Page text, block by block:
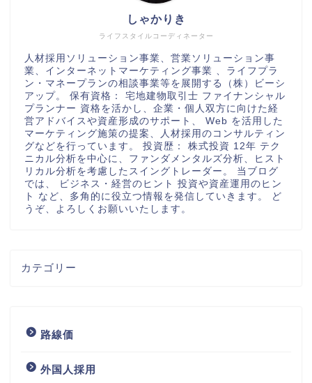
ライフスタイルコーディネーター
しゃかりき
人材採用ソリューション事業、営業ソリューション事
業、インターネットマーケティング事業 、ライフプラ
ン・マネープランの相談事業等を展開する（株）ビーシ
アップ。 保有資格： 宅地建物取引士 ファイナンシャル
プランナー 資格を活かし、企業・個人双方に向けた経
営アドバイスや資産形成のサポート、 Web を活用した
マーケティング施策の提案、人材採用のコンサルティン
グなどを行っています。 投資歴： 株式投資 12年 テク
ニカル分析を中心に、ファンダメンタルズ分析、ヒスト
リカル分析を考慮したスイングトレーダー。 当ブログ
では、 ビジネス・経営のヒント 投資や資産運用のヒン
ト など、多角的に役立つ情報を発信していきます。 ど
うぞ、よろしくお願いいたします。
カテゴリー
路線価
外国人採用